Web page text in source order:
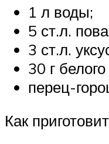
1 л воды;
5 ст.л.
3 ст.л.
30 г
перец-
Как